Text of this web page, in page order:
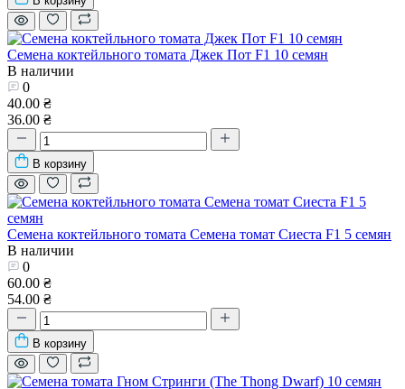
Семена коктейльного томата Джек Пот F1 10 семян
В наличии
0
40.00 ₴
36.00 ₴
В корзину
Семена коктейльного томата Семена томат Сиеста F1 5 семян
В наличии
0
60.00 ₴
54.00 ₴
В корзину